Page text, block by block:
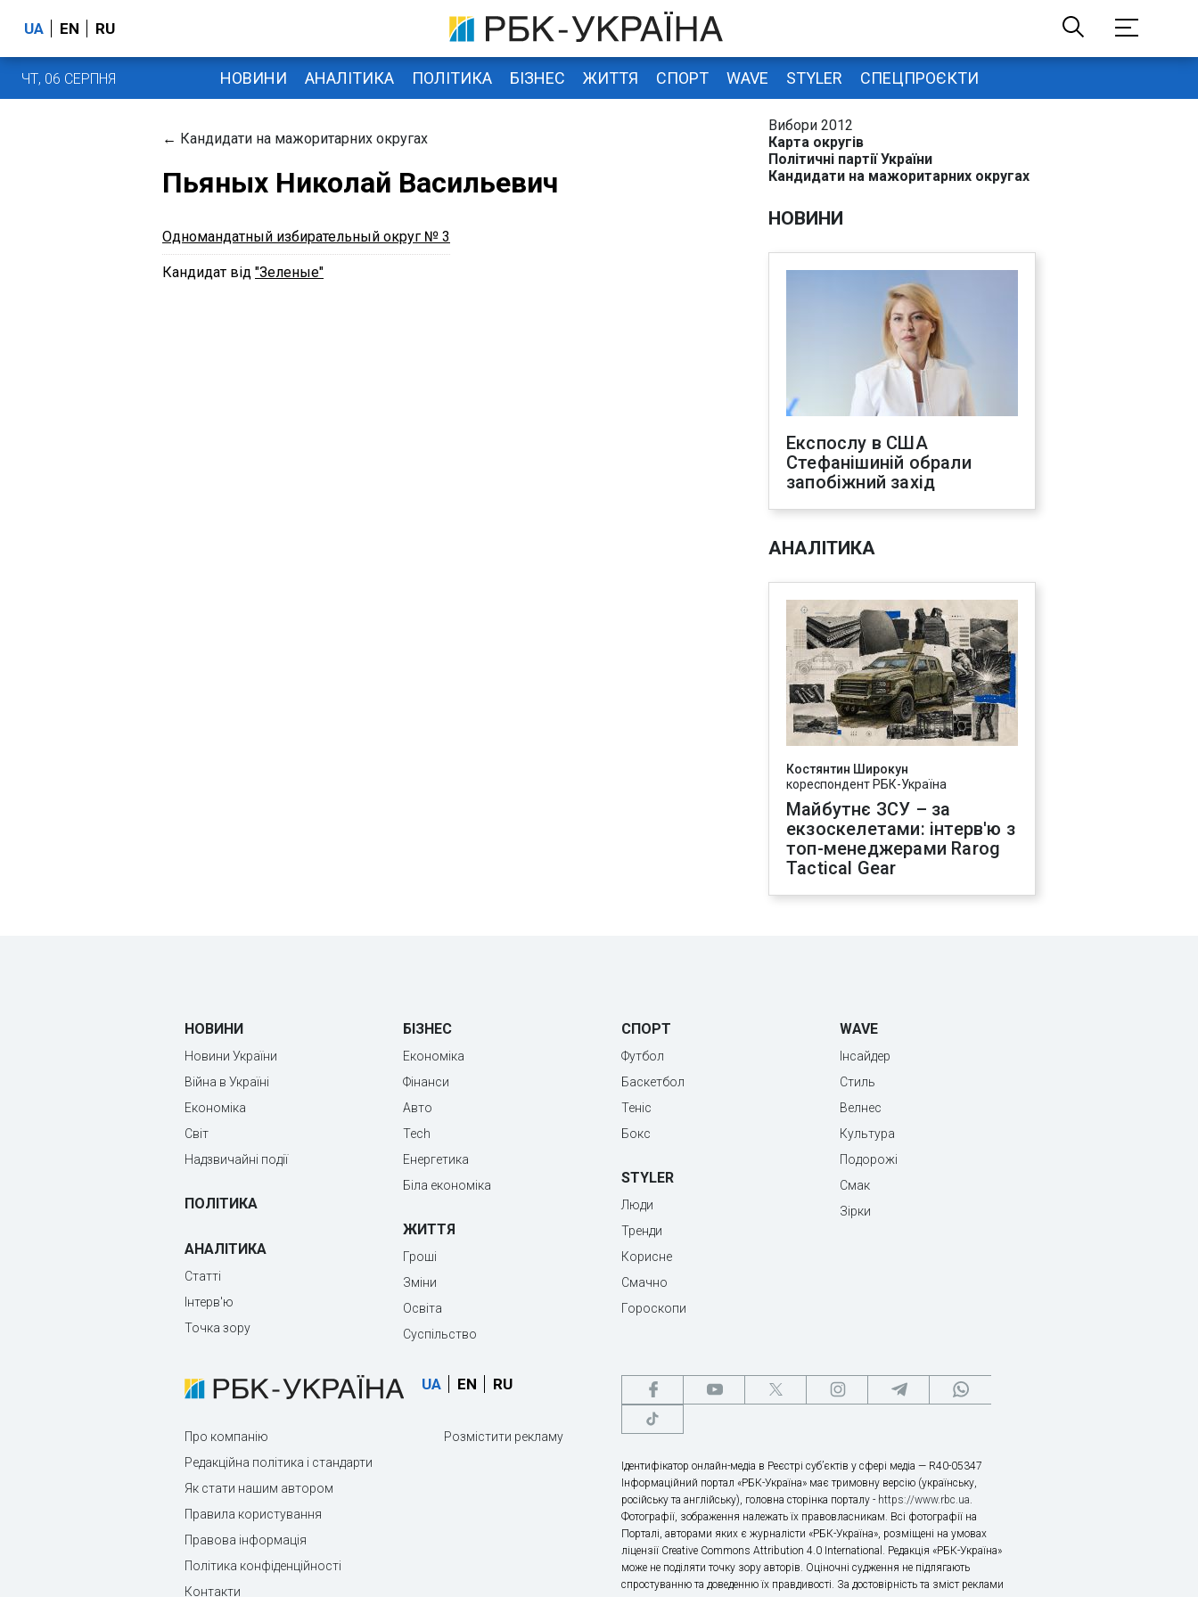
UA EN RU
ЧТ, 06 СЕРПНЯ НОВИНИ АНАЛІТИКА ПОЛІТИКА БІЗНЕС ЖИТТЯ СПОРТ WAVE STYLER СПЕЦПРОЄКТИ
← Кандидати на мажоритарних округах
Пьяных Николай Васильевич
Одномандатный избирательный округ № 3
Кандидат від "Зеленые"
Вибори 2012
Карта округів
Політичні партії України
Кандидати на мажоритарних округах
НОВИНИ
Експослу в США
Стефанішиній обрали
запобіжний захід
АНАЛІТИКА
Костянтин Широкун
кореспондент РБК-Україна
Майбутнє ЗСУ – за
екзоскелетами: інтерв'ю з
топ-менеджерами Rarog
Tactical Gear
НОВИНИ
Новини України
Війна в Україні
Економіка
Світ
Надзвичайні події
ПОЛІТИКА
АНАЛІТИКА
Статті
Інтерв'ю
Точка зору
БІЗНЕС
Економіка
Фінанси
Авто
Tech
Енергетика
Біла економіка
ЖИТТЯ
Гроші
Зміни
Освіта
Суспільство
СПОРТ
Футбол
Баскетбол
Теніс
Бокс
STYLER
Люди
Тренди
Корисне
Смачно
Гороскопи
WAVE
Інсайдер
Стиль
Велнес
Культура
Подорожі
Смак
Зірки
UA EN RU
Про компанію
Редакційна політика і стандарти
Як стати нашим автором
Правила користування
Правова інформація
Політика конфіденційності
Контакти
Розмістити рекламу
Ідентифікатор онлайн-медіа в Реєстрі суб’єктів у сфері медіа — R40-05347
Інформаційний портал «РБК-Україна» має тримовну версію (українську,
російську та англійську), головна сторінка порталу - https://www.rbc.ua.
Фотографії, зображення належать їх правовласникам. Всі фотографії на
Порталі, авторами яких є журналісти «РБК-Україна», розміщені на умовах
ліцензії Creative Commons Attribution 4.0 International. Редакція «РБК-Україна»
може не поділяти точку зору авторів. Оціночні судження не підлягають
спростуванню та доведенню їх правдивості. За достовірність та зміст реклами